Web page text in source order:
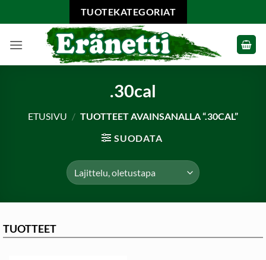
to
TUOTEKATEGORIAT
.30cal
ETUSIVU / TUOTTEET AVAINSANALLA “.30CAL”
SUODATA
TUOTTEET